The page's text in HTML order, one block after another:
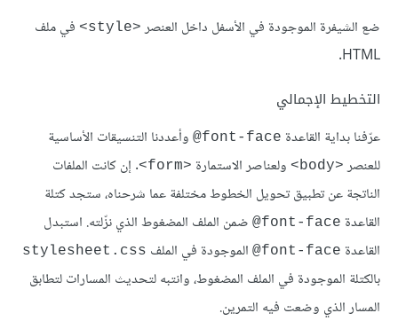
ضع الشيفرة الموجودة في اﻷسفل داخل العنصر <style>
في ملف
HTML.
التخطيط الإجمالي
عرّفنا بداية القاعدة font-face@
وأعددنا التنسيقات الأساسية
للعنصر <body> ولعناصر الاستمارة <form>
. إن كانت الملفات
الناتجة عن تطبيق تحويل الخطوط مختلفة عما شرحناه، ستجد كتلة
القاعدة font-face@
ضمن الملف المضغوط الذي نزّلته. استبدل
القاعدة font-face@ الموجودة في الملف stylesheet.css
بالكتلة الموجودة في الملف المضغوط، وانتبه لتحديث المسارات لتطابق
المسار الذي وضعت فيه التمرين.